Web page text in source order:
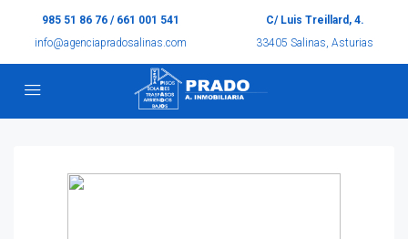
985 51 86 76 / 661 001 541
info@agenciapradosalinas.com
C/ Luis Treillard, 4.
33405 Salinas, Asturias